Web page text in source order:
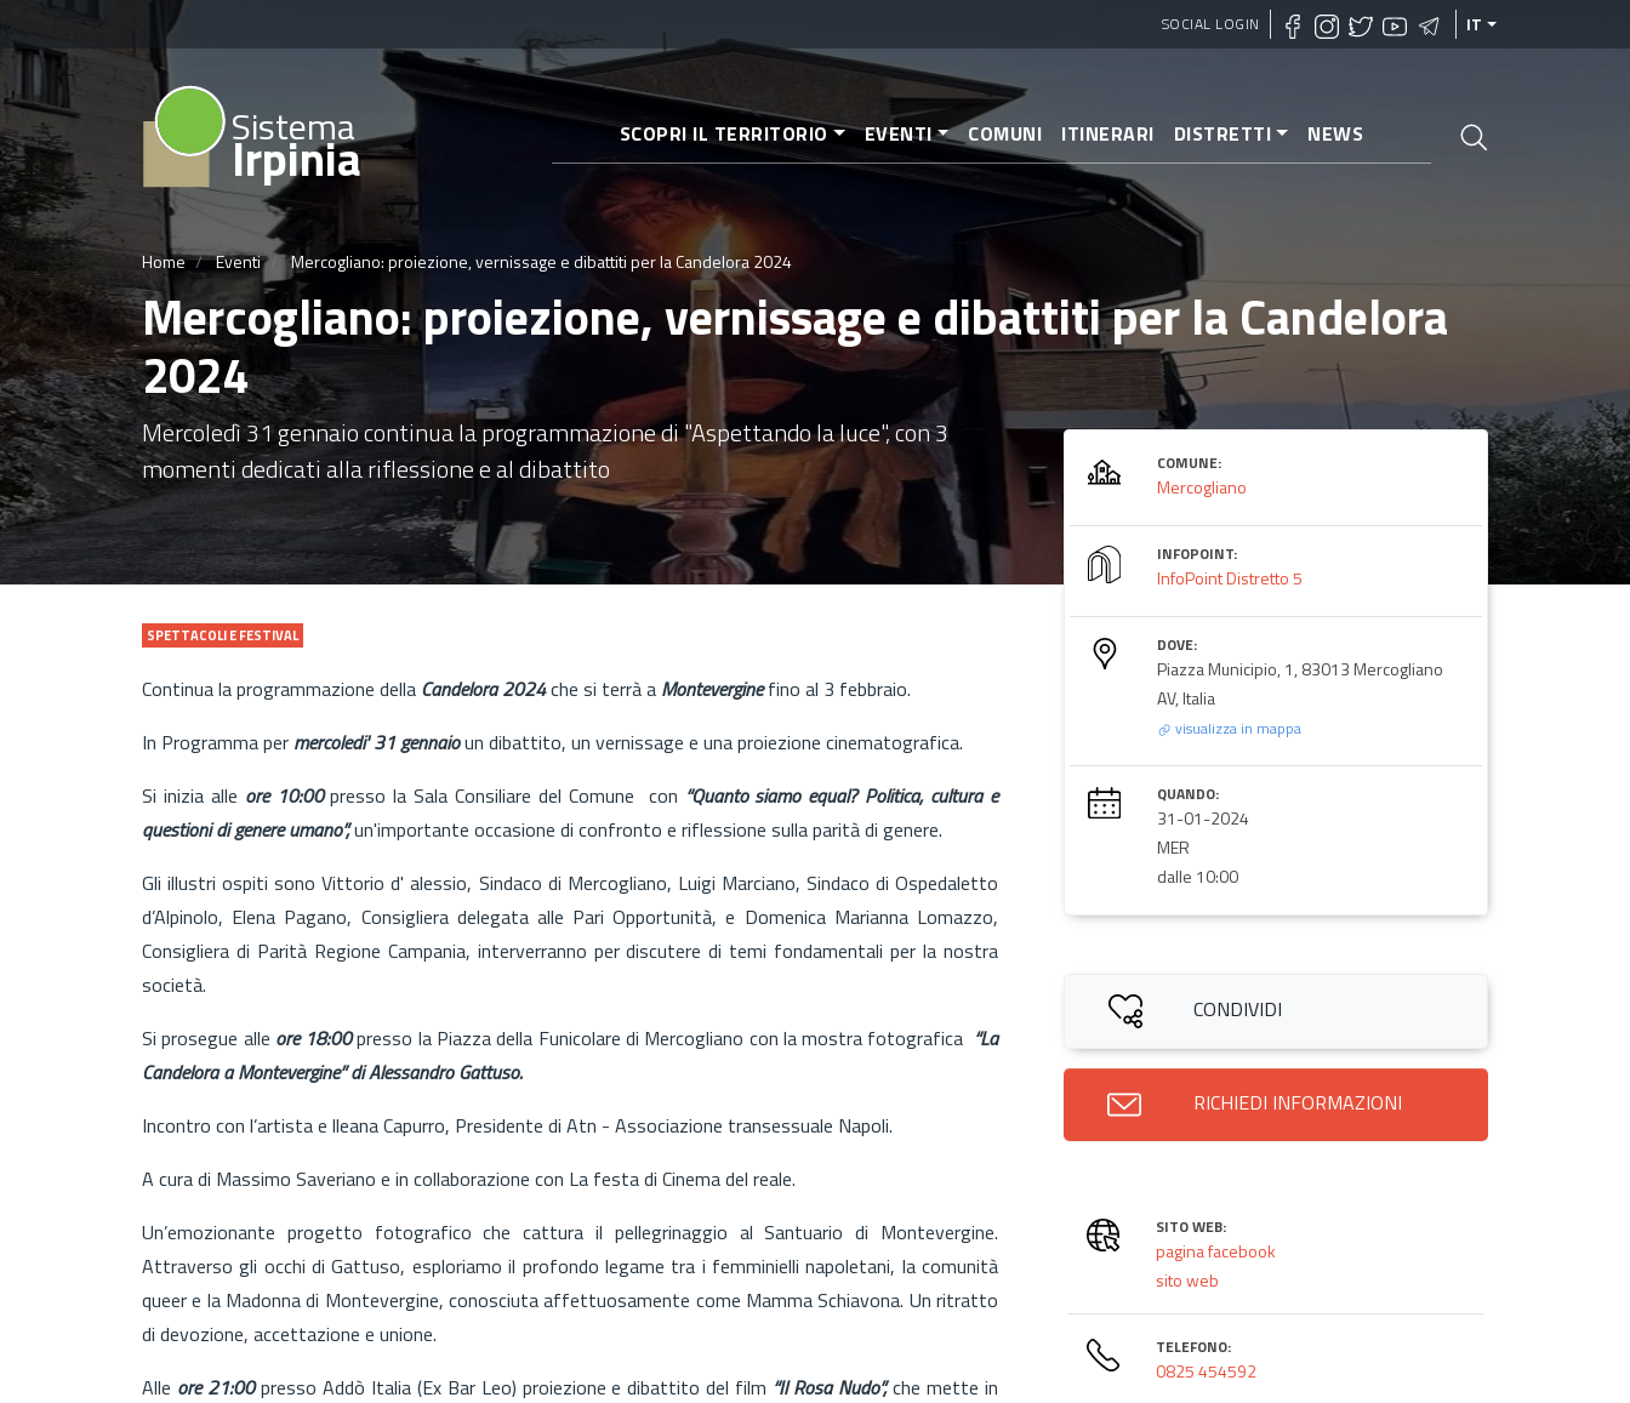
al
contenuto
SOCIAL LOGIN IT
Sistema
Irpinia SCOPRI IL TERRITORIO EVENTI COMUNI ITINERARI DISTRETTI NEWS
Home Eventi Mercogliano: proiezione, vernissage e dibattiti per la Candelora 2024
Mercogliano: proiezione, vernissage e dibattiti per la Candelora
2024
Mercoledì 31 gennaio continua la programmazione di "Aspettando la luce", con 3
momenti dedicati alla riflessione e al dibattito
SPETTACOLI E FESTIVAL
Continua la programmazione della Candelora 2024che si terrà a Monteverginefino al 3 febbraio.
In Programma per mercoledi' 31gennaioun dibattito, un vernissage e una proiezione cinematografica.
Si inizia alle ore 10:00presso la Sala Consiliare del Comune con “Quanto siamo equal? Politica, cultura e
questioni di genere umano”,un'importante occasione di confronto e riflessione sulla parità di genere.
Gli illustri ospiti sono Vittorio d' alessio, Sindaco di Mercogliano, Luigi Marciano, Sindaco di Ospedaletto
d’Alpinolo, Elena Pagano, Consigliera delegata alle Pari Opportunità, e Domenica Marianna Lomazzo,
Consigliera di Parità Regione Campania, interverranno per discutere di temi fondamentali per la nostra
società.
Si prosegue alle ore 18:00presso la Piazza della Funicolare di Mercogliano con la mostra fotografica “La
Candelora a Montevergine” di Alessandro Gattuso.
Incontro con l’artista e lleana Capurro, Presidente di Atn - Associazione transessuale Napoli.
A cura di Massimo Saveriano e in collaborazione con La festa di Cinema del reale.
Un’emozionante progetto fotografico che cattura il pellegrinaggio al Santuario di Montevergine.
Attraverso gli occhi di Gattuso, esploriamo il profondo legame tra i femminielli napoletani, la comunità
queer e la Madonna di Montevergine, conosciuta affettuosamente come Mamma Schiavona. Un ritratto
di devozione, accettazione e unione.
Alle ore 21:00presso Addò Italia (Ex Bar Leo) proiezione e dibattito del film “Il Rosa Nudo”,che mette in
COMUNE:
Mercogliano
INFOPOINT:
InfoPoint Distretto 5
DOVE:
Piazza Municipio, 1, 83013 Mercogliano
AV, Italia
visualizza in mappa
QUANDO:
31-01-2024
MER
dalle 10:00
CONDIVIDI
RICHIEDI INFORMAZIONI
SITO WEB:
pagina facebook
sito web
TELEFONO:
0825 454592